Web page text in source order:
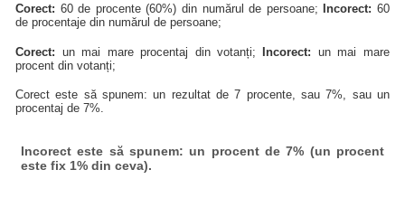
Corect: 60 de procente (60%) din numărul de persoane; Incorect: 60
de procentaje din numărul de persoane;
Corect: un mai mare procentaj din votanți; Incorect: un mai mare
procent din votanți;
Corect este să spunem: un rezultat de 7 procente, sau 7%, sau un
procentaj de 7%.
Incorect este să spunem: un procent de 7% (un procent
este fix 1% din ceva).